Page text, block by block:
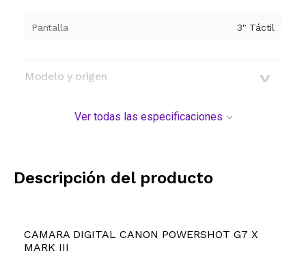
Pantalla 3" Táctil
Modelo y origen
Ver todas las especificaciones
Descripción del producto
CAMARA DIGITAL CANON POWERSHOT G7 X
MARK III